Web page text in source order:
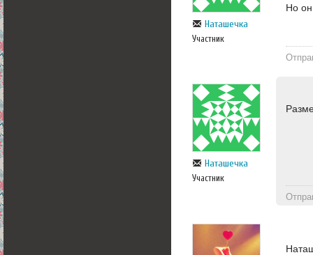
Наташечка
Участник
Но
Наташечка
Участник